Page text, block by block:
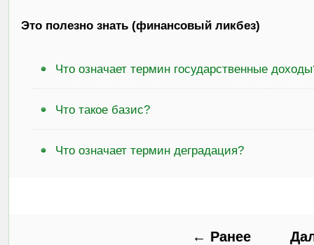
Это полезно знать (финансовый ликбез)
Что означает термин государственные
Что такое базис?
Что означает термин деградация?
← Ранее